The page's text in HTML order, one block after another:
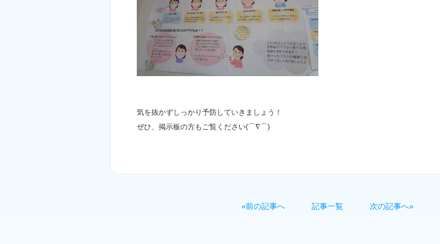
気を抜かずしっかり予防していきましょう！
ぜひ、掲示板の方もご覧ください(⌒∇⌒)
«前の記事へ 記事一覧 次の記事へ»